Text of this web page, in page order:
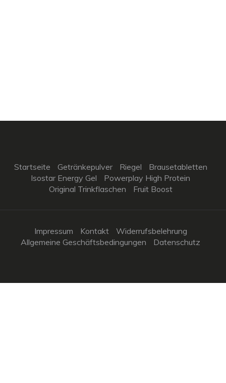
Startseite Getränkepulver Riegel
Brausetabletten
Isostar Energy Gel
Powerplay High Protein
Original Trinkflaschen
Fruit Boost
Impressum Kontakt
Widerrufsbelehrung
Allgemeine Geschäftsbedingungen
Datenschutz